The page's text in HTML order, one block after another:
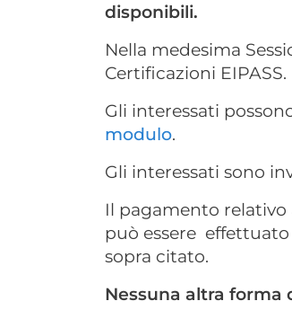
disponibili.
Nella medesima
Certificazioni EIPASS.
Gli interessati
modulo.
Gli interessati sono
Il pagamento
può essere effettuato
sopra citato.
Nessuna altra forma